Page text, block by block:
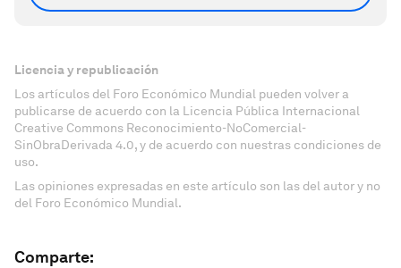
Licencia y republicación
Los artículos del Foro Económico Mundial pueden volver a
publicarse de acuerdo con la Licencia Pública Internacional
Creative Commons Reconocimiento-NoComercial-
SinObraDerivada 4.0, y de acuerdo con nuestras condiciones de
uso.
Las opiniones expresadas en este artículo son las del autor y no
del Foro Económico Mundial.
Comparte: